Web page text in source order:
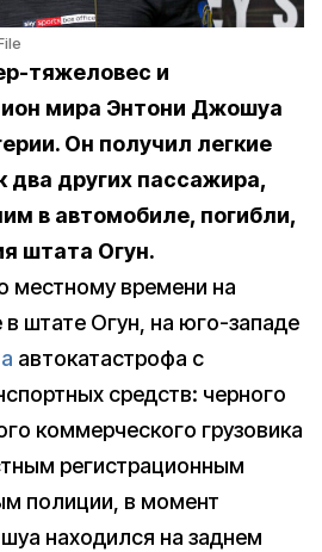
тяжеловес и
мира Энтони Джошуа
Он получил легкие
два других пассажира,
в автомобиле, погибли,
штата Огун.
местному времени на
в штате Огун, на юго-западе
автокатастрофа с
средств: черного
коммерческого грузовика
регистрационным
полиции, в момент
находился на заднем